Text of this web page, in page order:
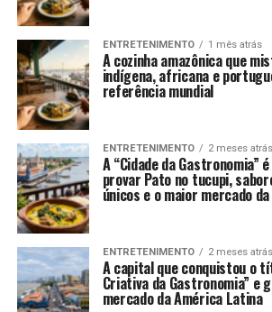
ENTRETENIMENTO 1 mês atrás
A cozinha amazônica que
indígena, africana e
referência mundial
ENTRETENIMENTO 2 meses atrás
A “Cidade da Gastronomia”
provar Pato no tucupi,
únicos e o maior mercado
ENTRETENIMENTO 2 meses atrás
A capital que conquistou o
Criativa da Gastronomia” e
mercado da América Latina